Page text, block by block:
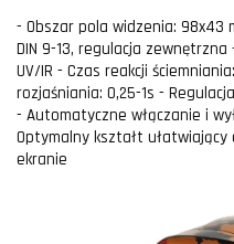
- Obszar pola widzenia: 98x43
DIN 9-13, regulacja
UV/IR - Czas reakcji
rozjaśniania: 0,25-1s -
- Automatyczne włączanie i
Optymalny kształt
ekranie